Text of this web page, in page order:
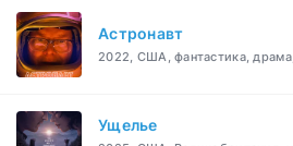
Астронавт
2022, США, фантастика,
Ущелье